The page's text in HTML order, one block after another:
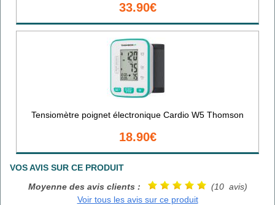
33.90€
Tensiomètre poignet électronique Cardio W5 Thomson
18.90€
VOS AVIS SUR CE PRODUIT
Moyenne des avis clients :
(10 avis)
Voir tous les avis sur ce produit